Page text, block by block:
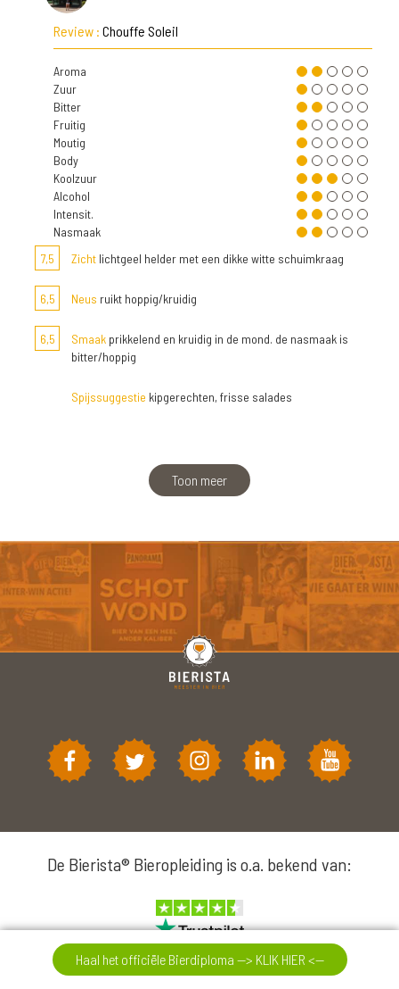
Review : Chouffe Soleil
Aroma
Zuur
Bitter
Fruitig
Moutig
Body
Koolzuur
Alcohol
Intensit.
Nasmaak
7,5
Zicht lichtgeel helder met een dikke witte schuimkraag
6,5 Neus ruikt hoppig/kruidig
6,5 Smaak prikkelend en kruidig in de mond. de nasmaak is
bitter/hoppig
Spijssuggestie kipgerechten, frisse salades
Toon meer
Haal het officiële Bierdiploma --> KLIK HIER <--
De Bierista® Bieropleiding is o.a. bekend van: